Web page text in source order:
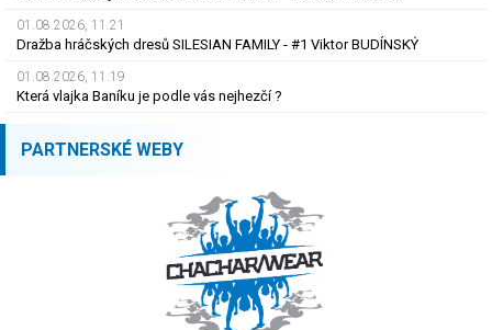
01.08.2026, 11.21
Dražba hráčských dresů SILESIAN FAMILY - #1 Viktor BUDÍNSKÝ
01.08.2026, 11.19
Která vlajka Baníku je podle vás nejhezčí ?
PARTNERSKÉ WEBY